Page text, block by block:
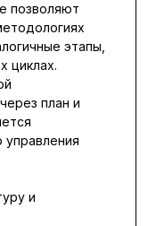
позволяют
этапы,
циклах.
план и
управления
и